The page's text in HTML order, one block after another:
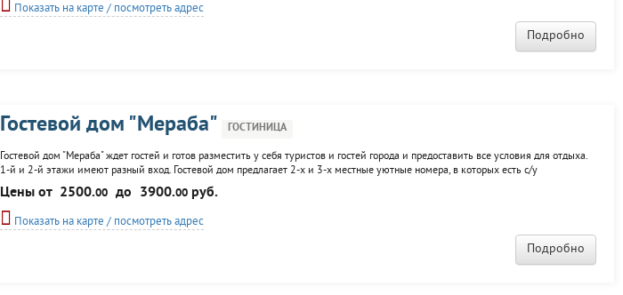
Показать на карте / посмотреть адрес
Подробно
Гостевой дом "Мераба" ГОСТИНИЦА
Гостевой дом "Мераба" ждет гостей и готов разместить у себя туристов и гостей города и предоставить все условия для отдыха.
1-й и 2-й этажи имеют разный вход. Гостевой дом предлагает 2-х и 3-х местные уютные номера, в которых есть с/у
,кондиционер и необходимое для хорошего отдыха. Из окон просматривается ханский дворец, завораживающий своим
видом. На территории гостевого дома...
Цены от 2500.00 до 3900.00руб.
Показать на карте / посмотреть адрес
Подробно